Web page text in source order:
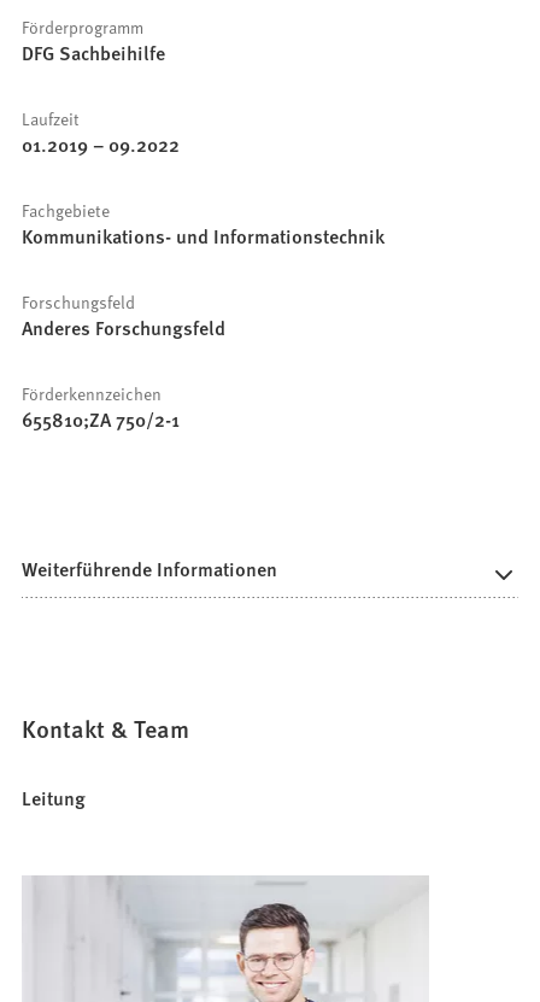
Förderprogramm
DFG Sachbeihilfe
Laufzeit
01.2019– 09.2022
Fachgebiete
Kommunikations- und Informationstechnik
Forschungsfeld
Anderes Forschungsfeld
Förderkennzeichen
655810;ZA 750/2-1
Weiterführende Informationen
Kontakt & Team
Leitung